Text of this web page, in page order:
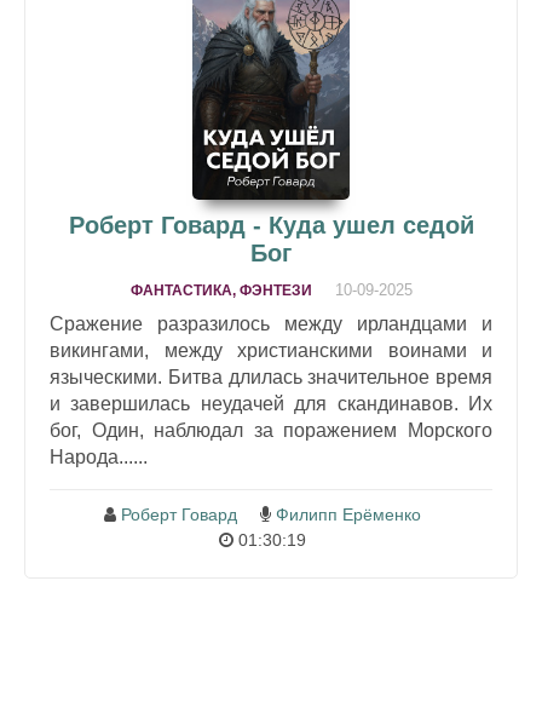
Роберт Говард - Куда ушел седой
Бог
ФАНТАСТИКА, ФЭНТЕЗИ 10-09-2025
Сражение разразилось между ирландцами и
викингами, между христианскими воинами и
языческими. Битва длилась значительное время
и завершилась неудачей для скандинавов. Их
бог, Один, наблюдал за поражением Морского
Народа......
Роберт Говард
Филипп Ерёменко
01:30:19